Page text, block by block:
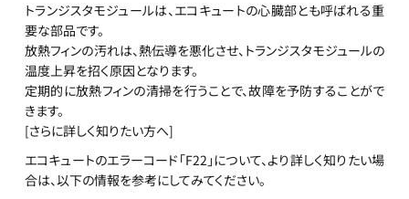
トランジスタモジュールは、エコキュートの心臓部とも呼ばれる重
要な部品です。
放熱フィンの汚れは、熱伝導を悪化させ、トランジスタモジュールの
温度上昇を招く原因となります。
定期的に放熱フィンの清掃を行うことで、故障を予防することがで
きます。
[さらに詳しく知りたい方へ]
エコキュートのエラーコード「F22」について、より詳しく知りたい場
合は、以下の情報を参考にしてみてください。